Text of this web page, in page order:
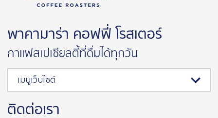
พาคามาร่า คอฟฟี่ โรสเตอร์
กาแฟสเปเชียลตี้ที่ดื่มได้ทุกวัน
เมนูเว็บไซต์
ติดต่อเรา